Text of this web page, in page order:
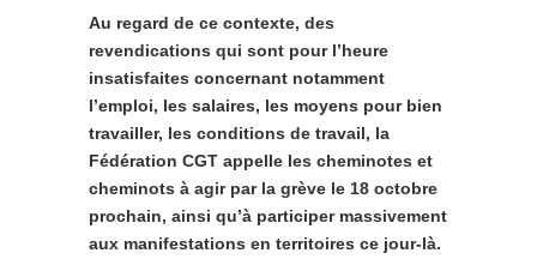
Au regard de ce contexte, des
revendications qui sont pour l’heure
insatisfaites concernant notamment
l’emploi, les salaires, les moyens pour bien
travailler, les conditions de travail, la
Fédération CGT appelle les cheminotes et
cheminots à agir par la grève le 18 octobre
prochain, ainsi qu’à participer massivement
aux manifestations en territoires ce jour-là.